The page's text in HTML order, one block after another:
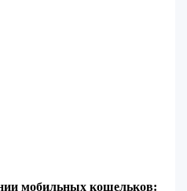
мобильных кошельков: